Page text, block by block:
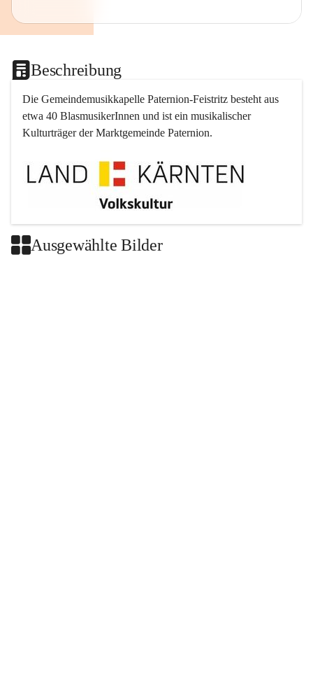
Beschreibung
Die Gemeindemusikkapelle Paternion-Feistritz besteht aus
etwa 40 BlasmusikerInnen und ist ein musikalischer
Kulturträger der Marktgemeinde Paternion.
Ausgewählte Bilder